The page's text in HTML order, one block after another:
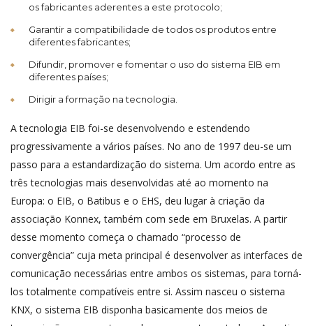
os fabricantes aderentes a este protocolo;
Garantir a compatibilidade de todos os produtos entre
diferentes fabricantes;
Difundir, promover e fomentar o uso do sistema EIB em
diferentes países;
Dirigir a formação na tecnologia.
A tecnologia EIB foi-se desenvolvendo e estendendo
progressivamente a vários países. No ano de 1997 deu-se um
passo para a estandardização do sistema. Um acordo entre as
três tecnologias mais desenvolvidas até ao momento na
Europa: o EIB, o Batibus e o EHS, deu lugar à criação da
associação Konnex, também com sede em Bruxelas. A partir
desse momento começa o chamado “processo de
convergência” cuja meta principal é desenvolver as interfaces de
comunicação necessárias entre ambos os sistemas, para torná-
los totalmente compatíveis entre si. Assim nasceu o sistema
KNX, o sistema EIB disponha basicamente dos meios de